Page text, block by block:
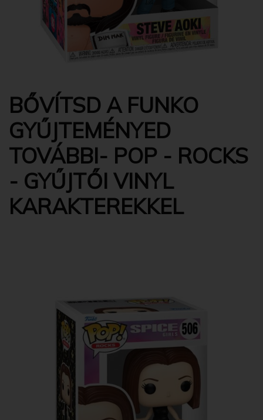
BŐVÍTSD A FUNKO
GYŰJTEMÉNYED
TOVÁBBI- POP - ROCKS
- GYŰJTŐI VINYL
KARAKTEREKKEL